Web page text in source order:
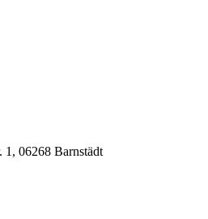
1, 06268 Barnstädt